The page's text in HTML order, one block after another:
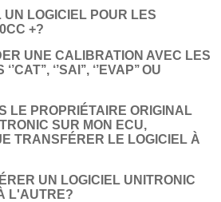
UN LOGICIEL POUR LES
+?
UNE CALIBRATION AVEC LES
‘’SAI’’, ‘’EVAP’’ OU
LE PROPRIÉTAIRE ORIGINAL
SUR MON ECU,
TRANSFÉRER LE LOGICIEL À
UN LOGICIEL UNITRONIC
L'AUTRE?